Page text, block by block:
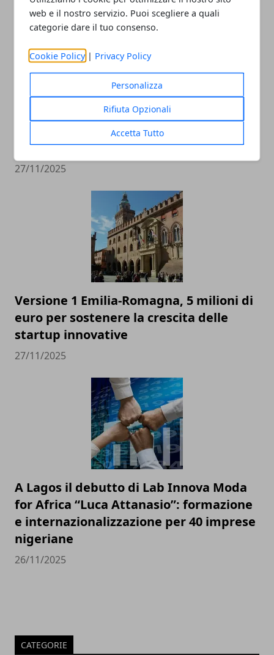
web e il nostro servizio. Puoi scegliere a quali
categorie dare il tuo consenso.
Cookie Policy | Privacy Policy
Personalizza
Rifiuta Opzionali
Accetta Tutto
Un agrinido tra le vigne: a Modena un
modello nazionale di educazione rurale
27/11/2025
Versione 1 Emilia-Romagna, 5 milioni di
euro per sostenere la crescita delle
startup innovative
27/11/2025
A Lagos il debutto di Lab Innova Moda
for Africa “Luca Attanasio”: formazione
e internazionalizzazione per 40 imprese
nigeriane
26/11/2025
CATEGORIE